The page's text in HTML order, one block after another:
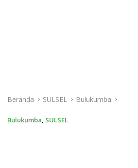
Beranda SULSEL Bulukumba
Bulukumba, SULSEL